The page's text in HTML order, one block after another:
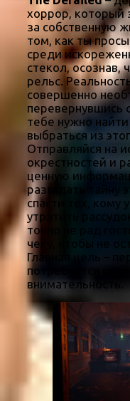
хоррор, который
за собственную
том, как ты
среди
стекол, осознав,
рельс.
совершенно
перевернувшись
тебе нужно
выбраться из
Отправляйся на
окрестностей и
ценную
разгадать тайну
спасти тех, кому
утратить
точно не рад
чеку, чтобы не
Главная цель –
потребуется
внимательность.